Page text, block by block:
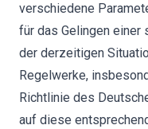
verschiedene
für das Gelingen einer
der derzeitigen
Regelwerke,
Richtlinie des
auf diese